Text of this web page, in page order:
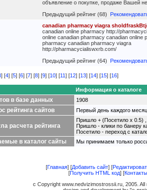
объявление о покупке, продаже Вашей
Предыдущий рейтинг (68)
canadian pharmacy viagra
canadian online pharmacy http://
online canadian pharmacy canadian online
pharmacy canadian pharmacy viagra
http://pharmacycialiswxrb.com/
Предыдущий рейтинг (64)
] [4] [5] [6] [7] [8] [9] [10] [11] [12] [13] [14] [15] [16]
Информация о каталоге
в базе данных 1908
рейтинга сайтов Первый день каждого
расчета рейтинга
Пришло + (Посетило x 0.5) ,
Пришло - клики по банеру
Посетило - переход с
в каталог сайты Мы принимаем только
[Главная] [Добавить сайт] [
[Получить HTML код] [Контакты
c Copyright www.nedvizimostrossii.ru, 2005. All